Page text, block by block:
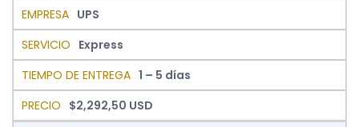
UPS
Express
1 – 5 días
$2,292,50 USD